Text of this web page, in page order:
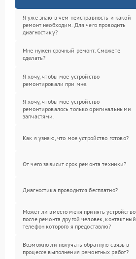
Я уже знаю в чем неисправность и какой
ремонт необходим. Для чего проводить
диагностику?
Мне нужен срочный ремонт. Сможете
сделать?
Я хочу, чтобы мое устройство
ремонтировали при мне.
Я хочу, чтобы мое устройство
ремонтировалось только оригинальными
запчастями.
Как я узнаю, что мое устройство готово?
От чего зависит срок ремонта техники?
Диагностика проводится бесплатно?
Может ли вместо меня принять устройство
после ремонта другой человек, контактный
телефон которого я предоставлю?
Возможно ли получать обратную связь в
процессе выполнения ремонтных работ?